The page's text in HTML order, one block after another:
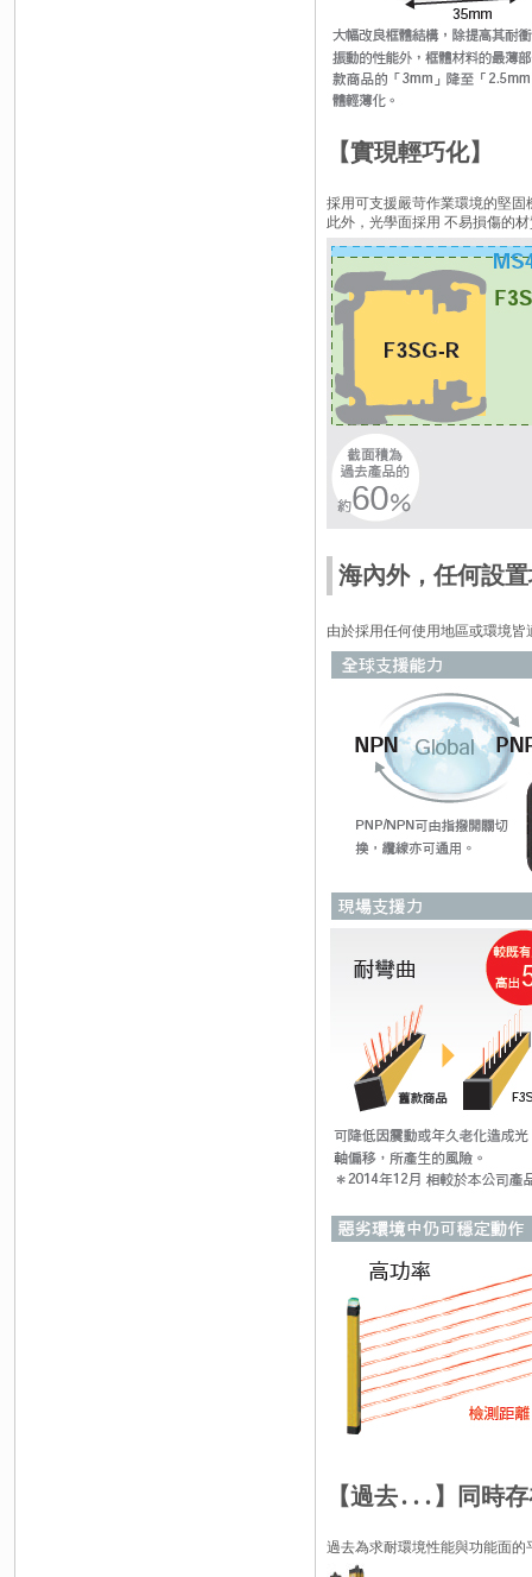
【實現輕巧化】
採用可支援嚴苛作業環境的堅
此外，光學面採用 不易損傷的
海內外，任何設
由於採用任何使用地區或環境
【過去․․․】同時
過去為求耐環境性能與功能面